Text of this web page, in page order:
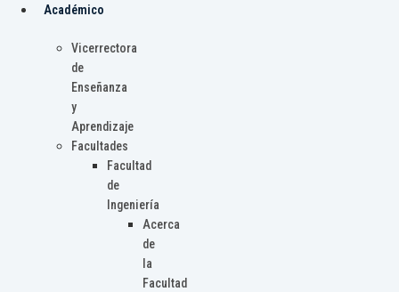
Académico
Vicerrectora
de
Enseñanza
y
Aprendizaje
Facultades
Facultad
de
Ingeniería
Acerca
de
la
Facultad